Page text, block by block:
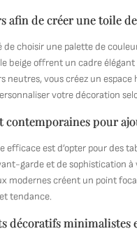
de créer une toile
choisir une palette de
beige offrent un cadre
vous créez un
votre décoration
contemporaines pour
est d’opter pour des
garde et de sophistication à
modernes créent un point
tendance.
décoratifs minimalistes